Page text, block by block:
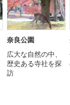
奈良公園
広大な自然の中、
歴史ある寺社を探
訪